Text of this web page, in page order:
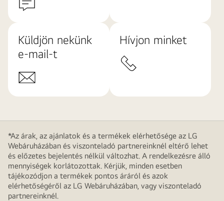
Küldjön nekünk
e-mail-t
Hívjon minket
*Az árak, az ajánlatok és a termékek elérhetősége az LG
Webáruházában és viszonteladó partnereinknél eltérő lehet
és előzetes bejelentés nélkül változhat. A rendelkezésre álló
mennyiségek korlátozottak. Kérjük, minden esetben
tájékozódjon a termékek pontos áráról és azok
elérhetőségéről az LG Webáruházában, vagy viszonteladó
partnereinknél.